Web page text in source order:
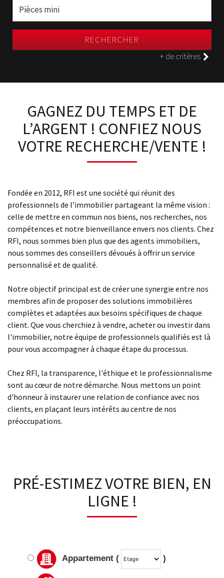
RECHERCHER
+ de critères
GAGNEZ DU TEMPS ET DE
L’ARGENT ! CONFIEZ NOUS
VOTRE RECHERCHE/VENTE !
Fondée en 2012, RFI est une société qui réunit des
professionnels de l'immobilier partageant la même vision :
celle de mettre en commun nos biens, nos recherches, nos
compétences et notre bienveillance envers nos clients. Chez
RFI, nous sommes bien plus que des agents immobiliers,
nous sommes des conseillers dévoués à offrir un service
personnalisé et de qualité.
Notre objectif principal est de créer une synergie entre nos
membres afin de proposer des solutions immobilières
complètes et adaptées aux besoins spécifiques de chaque
client. Que vous cherchiez à vendre, acheter ou investir dans
l'immobilier, notre équipe de professionnels qualifiés est là
pour vous accompagner à chaque étape du processus.
Chez RFI, la transparence, l'éthique et le professionnalisme
sont au cœur de notre démarche. Nous mettons un point
d'honneur à instaurer une relation de confiance avec nos
clients, en plaçant leurs intérêts au centre de nos
préoccupations.
PRÉ-ESTIMEZ VOTRE BIEN, EN
LIGNE !
Appartement ( )